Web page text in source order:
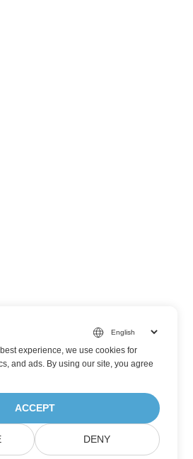
experience, we use cookies for
and ads. By using our site, you agree
ACCEPT
DENY